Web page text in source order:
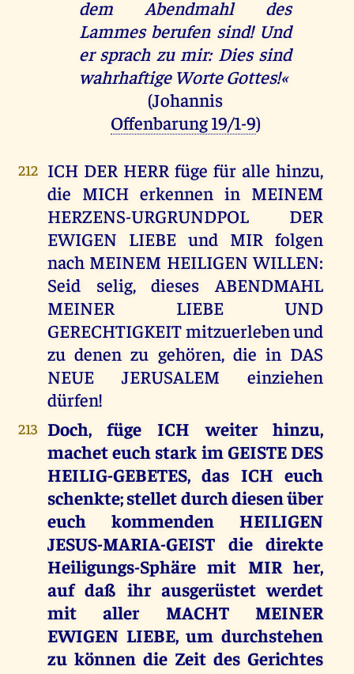
dem Abendmahl des
Lammes berufen sind! Und
er sprach zu mir: Dies sind
wahrhaftige Worte Gottes!«
(Johannis
Offenbarung 19/1-9)
212 ICH DER HERR füge für alle hinzu,
die MICH erkennen in MEINEM
HERZENS-URGRUNDPOL DER
EWIGEN LIEBE und MIR folgen
nach MEINEM HEILIGEN WILLEN:
Seid selig, dieses ABENDMAHL
MEINER LIEBE UND
GERECHTIGKEIT mitzuerleben und
zu denen zu gehören, die in DAS
NEUE JERUSALEM einziehen
dürfen!
213 Doch, füge ICH weiter hinzu,
machet euch stark im GEISTE DES
HEILIG-GEBETES, das ICH euch
schenkte; stellet durch diesen über
euch kommenden HEILIGEN
JESUS-MARIA-GEIST die direkte
Heiligungs-Sphäre mit MIR her,
auf daß ihr ausgerüstet werdet
mit aller MACHT MEINER
EWIGEN LIEBE, um durchstehen
zu können die Zeit des Gerichtes